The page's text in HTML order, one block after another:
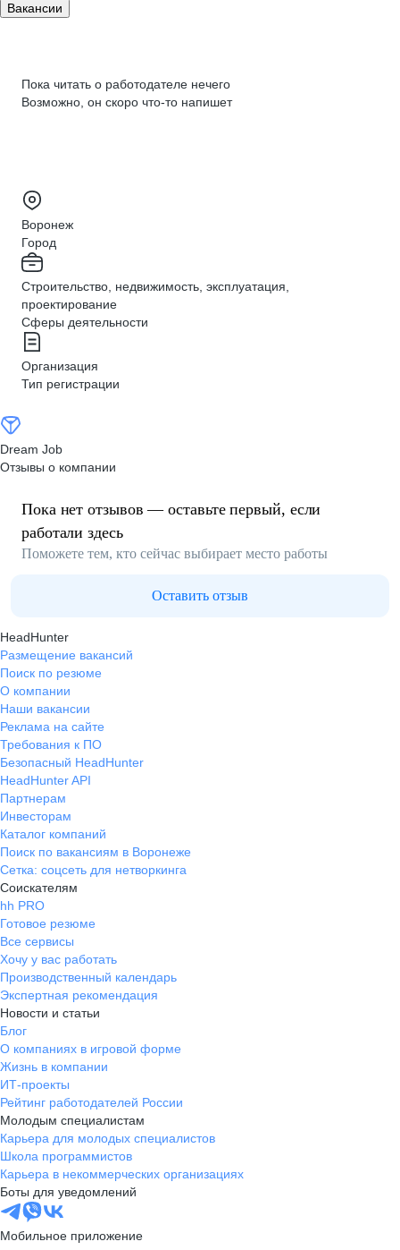
Вакансии
Пока читать о работодателе нечего
Возможно, он скоро что‑то напишет
Воронеж
Город
Строительство, недвижимость, эксплуатация,
проектирование
Сферы деятельности
Организация
Тип регистрации
Dream Job
Отзывы о компании
Пока нет отзывов — оставьте первый, если
работали здесь
Поможете тем, кто сейчас выбирает место работы
Оставить отзыв
HeadHunter
Размещение вакансий
Поиск по резюме
О компании
Наши вакансии
Реклама на сайте
Требования к ПО
Безопасный HeadHunter
HeadHunter API
Партнерам
Инвесторам
Каталог компаний
Поиск по вакансиям в Воронеже
Сетка: соцсеть для нетворкинга
Соискателям
hh PRO
Готовое резюме
Все сервисы
Хочу у вас работать
Производственный календарь
Экспертная рекомендация
Новости и статьи
Блог
О компаниях в игровой форме
Жизнь в компании
ИТ-проекты
Рейтинг работодателей России
Молодым специалистам
Карьера для молодых специалистов
Школа программистов
Карьера в некоммерческих организациях
Боты для уведомлений
Мобильное приложение